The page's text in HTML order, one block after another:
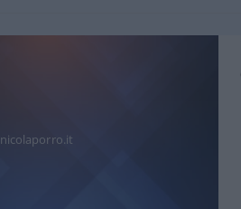
nicolaporro.it